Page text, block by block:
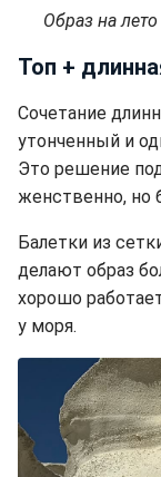
Образ на
Топ +
Сочетание
утонченный и
Это решение
женственно, но
Балетки из
делают образ
хорошо
у моря.